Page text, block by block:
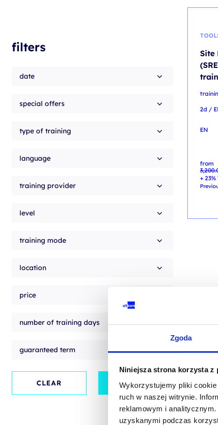
Zgoda
Niniejsza strona korzysta z
Wykorzystujemy pliki
ruch w naszej witrynie.
reklamowym i
uzyskanymi podczas
filters
date
special offers
type of training
language
training provider
level
training mode
location
price
number of training days
guaranteed term
CLEAR APPLY
Site
2d /
EN
from
price
was:
price
is:
+ 23%